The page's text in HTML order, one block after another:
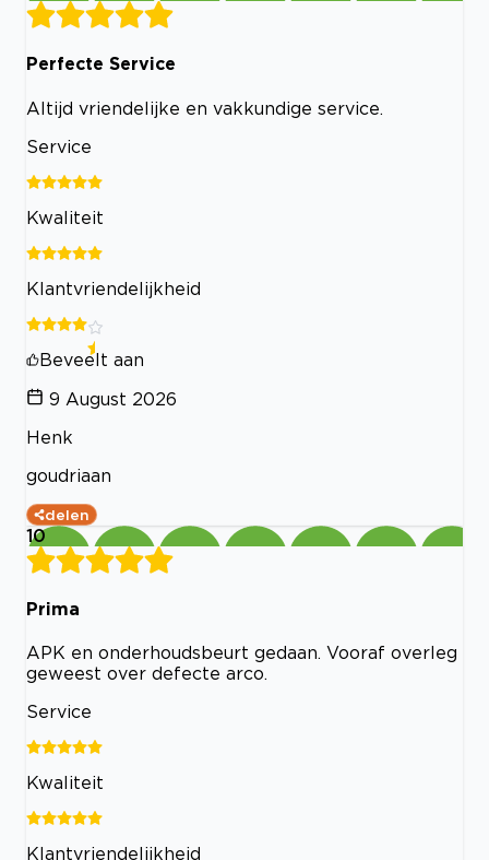
Perfecte Service
Altijd vriendelijke en vakkundige service.
Service
Kwaliteit
Klantvriendelijkheid
Beveelt aan
9 August 2026
Henk
goudriaan
delen
10
Prima
APK en onderhoudsbeurt gedaan. Vooraf overleg
geweest over defecte arco.
Service
Kwaliteit
Klantvriendelijkheid